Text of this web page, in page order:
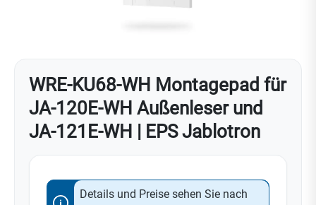
WRE-KU68-WH Montagepad für
JA-120E-WH Außenleser und
JA-121E-WH | EPS Jablotron
Details und Preise sehen Sie nach